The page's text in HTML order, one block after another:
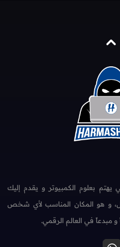
بعلوم الكمبيوتر و يقدم إليك
و هو المكان المناسب لأي شخص
في العالم الرقمي.